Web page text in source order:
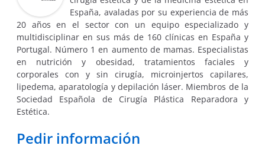
España, avaladas por su experiencia de más
20 años en el sector con un equipo especializado y
multidisciplinar en sus más de 160 clínicas en España y
Portugal. Número 1 en aumento de mamas. Especialistas
en nutrición y obesidad, tratamientos faciales y
corporales con y sin cirugía, microinjertos capilares,
lipedema, aparatología y depilación láser. Miembros de la
Sociedad Española de Cirugía Plástica Reparadora y
Estética.
Pedir información